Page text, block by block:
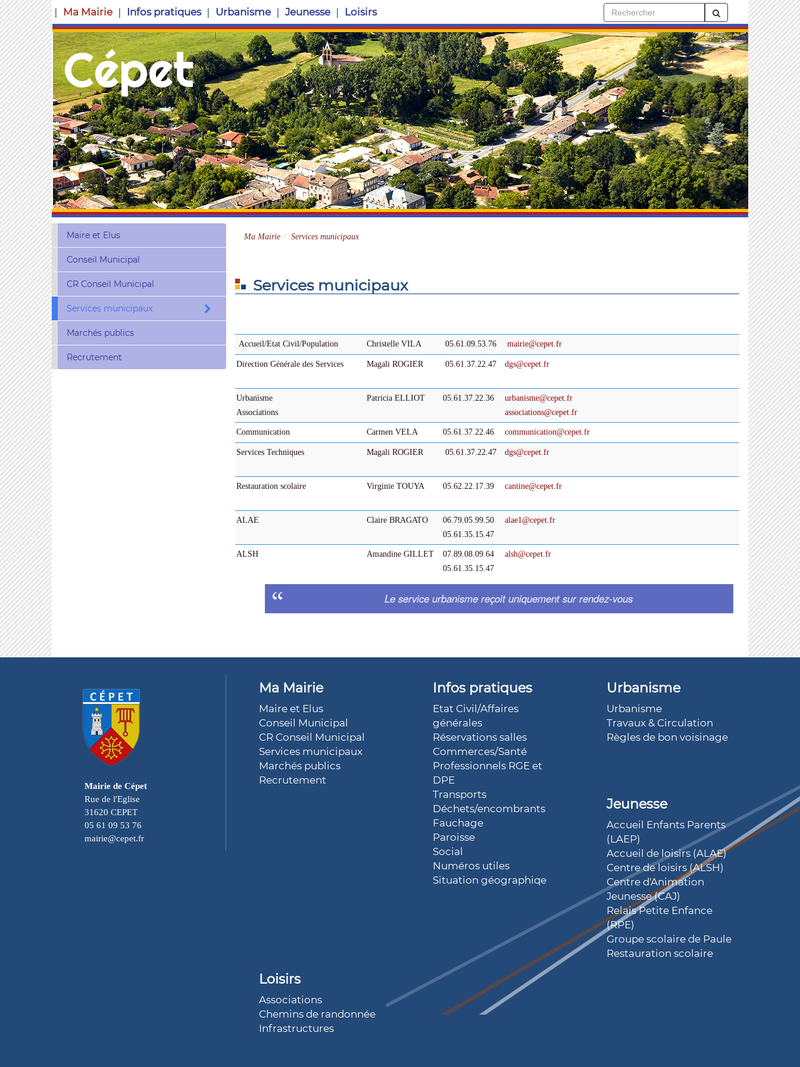
Ma Mairie Infos pratiques Urbanisme Jeunesse Loisirs
Cépet
Site officiel
Ma Mairie Services municipaux
Services municipaux
Accueil/Etat Civil/Population Christelle VILA 05.61.09.53.76 mairie@cepet.fr
Direction Générale des Services Magali ROGIER 05.61.37.22.47 dgs@cepet.fr
Urbanisme
Associations
Patricia ELLIOT 05.61.37.22.36
urbanisme@cepet.fr
associations@cepet.fr
Communication Carmen VELA 05.61.37.22.46 communication@cepet.fr
Services Techniques Magali ROGIER 05.61.37.22.47 dgs@cepet.fr
Restauration scolaire Virginie TOUYA 05.62.22.17.39 cantine@cepet.fr
ALAE Claire BRAGATO
06.79.05.99.50
05.61.35.15.47
alae1@cepet.fr
ALSH Amandine GILLET
07.89.08.09.64
05.61.35.15.47
alsh@cepet.fr
Le service urbanisme reçoit uniquement sur rendez-vous
Maire et Elus
Conseil Municipal
CR Conseil Municipal
Services municipaux
Marchés publics
Recrutement
Mairie de Cépet
Rue de l'Eglise
31620 CEPET
05 61 09 53 76
mairie@cepet.fr
Ma Mairie
Maire et Elus
Conseil Municipal
CR Conseil Municipal
Services municipaux
Marchés publics
Recrutement
Infos pratiques
Etat Civil/Affaires
générales
Réservations salles
Commerces/Santé
Professionnels RGE et
DPE
Transports
Déchets/encombrants
Fauchage
Paroisse
Social
Numéros utiles
Situation géographiqe
Urbanisme
Urbanisme
Travaux & Circulation
Règles de bon voisinage
Jeunesse
Accueil Enfants Parents
(LAEP)
Accueil de loisirs (ALAE)
Centre de loisirs (ALSH)
Centre d'Animation
Jeunesse (CAJ)
Relais Petite Enfance
(RPE)
Groupe scolaire de Paule
Restauration scolaire
Loisirs
Associations
Chemins de randonnée
Infrastructures